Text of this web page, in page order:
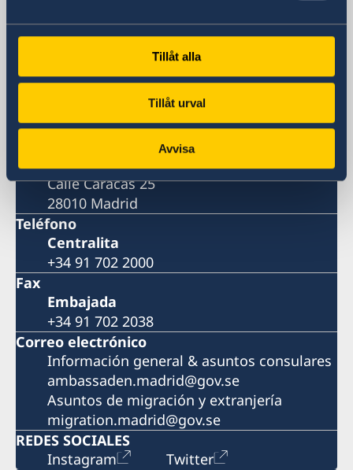
Tillåt alla
Tillåt urval
Avvisa
Suecia en España
Embajada
Calle Caracas 25
Dirección postal
Calle Caracas 25
28010 Madrid
Teléfono
Centralita
+34 91 702 2000
Fax
Embajada
+34 91 702 2038
Correo electrónico
Información general & asuntos consulares
ambassaden.madrid@gov.se
Asuntos de migración y extranjería
migration.madrid@gov.se
REDES SOCIALES
Instagram
Twitter